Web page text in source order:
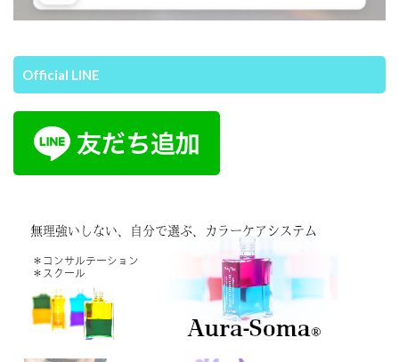
Official LINE